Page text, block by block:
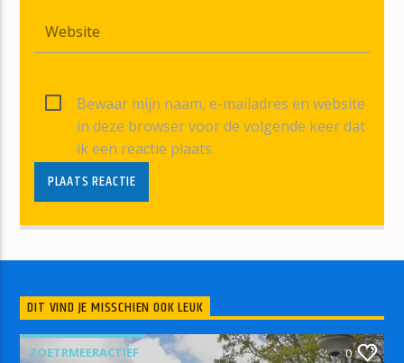
Bewaar mijn naam, e-mailadres en website
in deze browser voor de volgende keer dat
ik een reactie plaats.
DIT VIND JE MISSCHIEN OOK LEUK
ZOETRMEERACTIEF 0